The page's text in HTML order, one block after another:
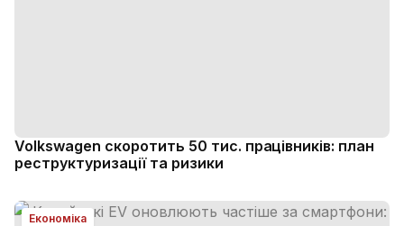
Volkswagen скоротить 50 тис. працівників: план
реструктуризації та ризики
Економіка